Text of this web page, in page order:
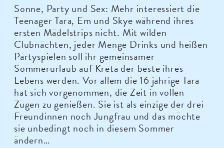
Sonne, Party und Sex: Mehr interessiert die
Teenager Tara, Em und Skye während ihres
ersten Mädelstrips nicht. Mit wilden
Clubnächten, jeder Menge Drinks und heißen
Partyspielen soll ihr gemeinsamer
Sommerurlaub auf Kreta der beste ihres
Lebens werden. Vor allem die 16 jährige Tara
hat sich vorgenommen, die Zeit in vollen
Zügen zu genießen. Sie ist als einzige der drei
Freundinnen noch Jungfrau und das möchte
sie unbedingt noch in diesem Sommer
ändern…